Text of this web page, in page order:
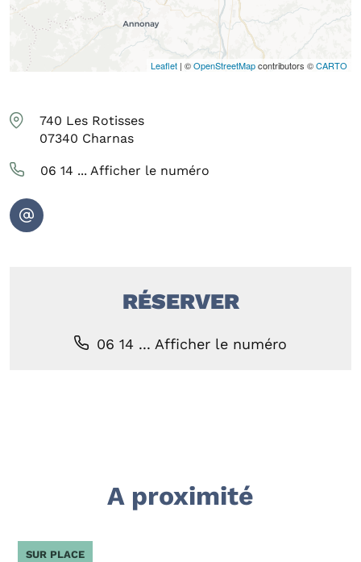
Leaflet | ©OpenStreetMapcontributors ©CARTO
740 Les Rotisses
07340 Charnas
06 14 ... Afficher le numéro
RÉSERVER
06 14 ... Afficher le numéro
A proximité
SUR PLACE